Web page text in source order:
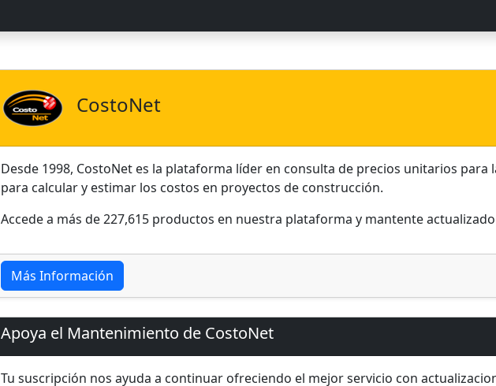
CostoNet
Desde 1998, CostoNet es la plataforma líder en consulta de precios unitarios
para calcular y estimar los costos en proyectos de construcción.
Accede a más de 227,615 productos en nuestra plataforma y mantente
Más Información
Apoya el Mantenimiento de CostoNet
Tu suscripción nos ayuda a continuar ofreciendo el mejor servicio con